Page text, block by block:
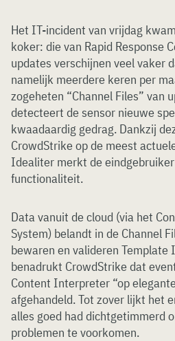
Het IT-incident van vrijdag
koker: die van Rapid Response
updates verschijnen veel vaker
namelijk meerdere keren per
zogeheten “Channel Files” van
detecteert de sensor nieuwe
kwaadaardig gedrag. Dankzij
CrowdStrike op de meest
Idealiter merkt de
functionaliteit.
Data vanuit de cloud (via het
System) belandt in de Channel
bewaren en valideren Template
benadrukt CrowdStrike dat
Content Interpreter “op
afgehandeld. Tot zover lijkt het
alles goed had dichtgetimmerd
problemen te voorkomen.